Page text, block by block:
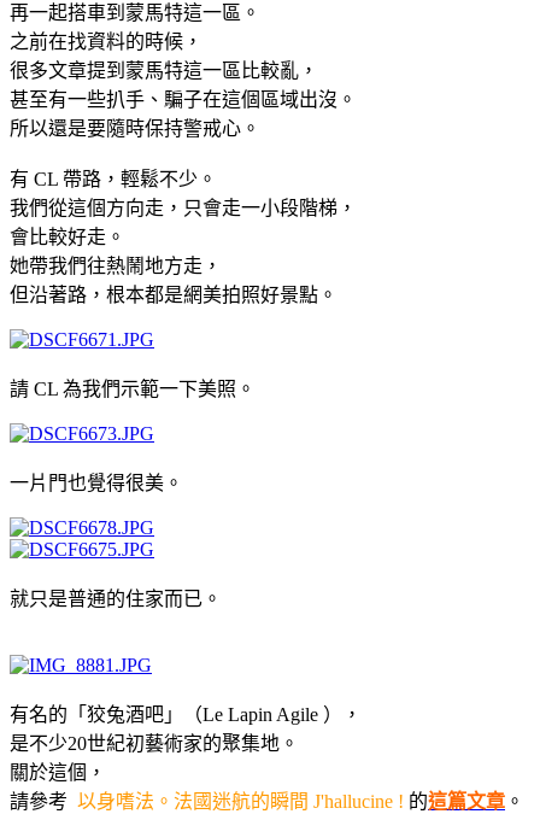
再一起搭車到蒙馬特這一區。
之前在找資料的時候，
很多文章提到蒙馬特這一區比較亂，
甚至有一些扒手、騙子在這個區域出沒。
所以還是要隨時保持警戒心。
有 CL 帶路，輕鬆不少。
我們從這個方向走，只會走一小段階梯，
會比較好走。
她帶我們往熱鬧地方走，
但沿著路，根本都是網美拍照好景點。
請 CL 為我們示範一下美照。
一片門也覺得很美。
就只是普通的住家而已。
有名的 「狡兔酒吧」（Le Lapin Agile ），
是不少20世紀初藝術家的聚集地。
關於這個，
請參考 以身嗜法。法國迷航的瞬間 J'hallucine ! 的這篇文章 。